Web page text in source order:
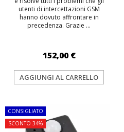
utenti di intercettazioni GSM
hanno dovuto affrontare in
precedenza. Grazie ...
152,00 €
AGGIUNGI AL CARRELLO
CONSIGLIATO
SCONTO 34%